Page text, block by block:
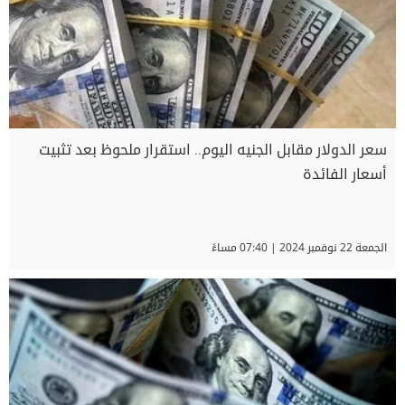
سعر الدولار مقابل الجنيه اليوم.. استقرار ملحوظ بعد تثبيت
أسعار الفائدة
الجمعة 22 نوفمبر 2024 | 07:40 مساءً